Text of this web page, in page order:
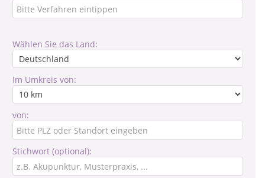
Wählen Sie das Land:
Im Umkreis von:
von:
Stichwort (optional):